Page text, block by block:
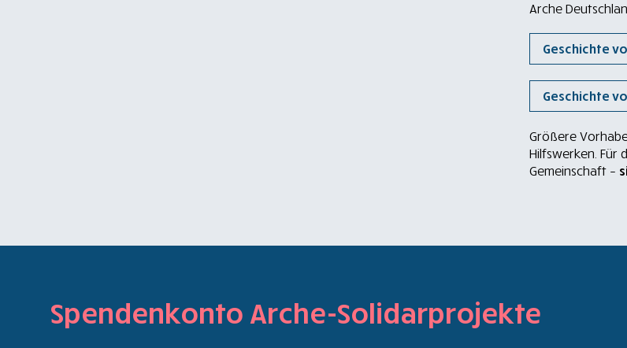
Arche
Geschichte
Geschichte
Größere
Hilfswerken. Für
Gemeinschaft –
Spendenkonto Arche-Solidarprojekte